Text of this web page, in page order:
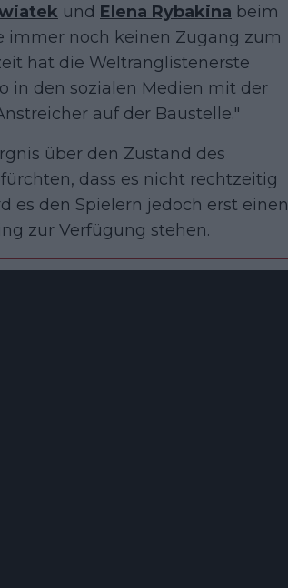
und Elena Rybakina beim
immer noch keinen Zugang zum
hat die Weltranglistenerste
in den sozialen Medien mit der
auf der Baustelle."
über den Zustand des
dass es nicht rechtzeitig
es den Spielern jedoch erst einen
zur Verfügung stehen.